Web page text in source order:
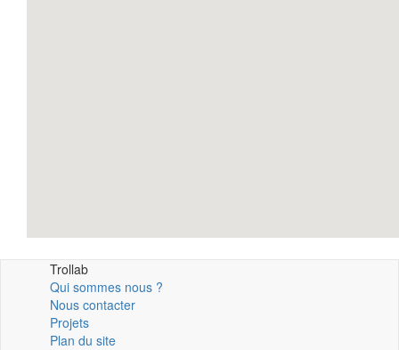
Trollab
Qui sommes nous ?
Nous contacter
Projets
Plan du site